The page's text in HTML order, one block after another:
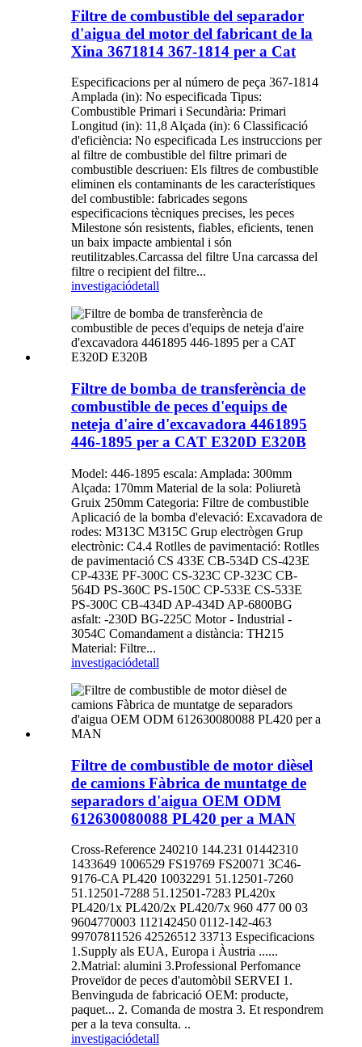
Filtre de combustible del separador
d'aigua del motor del fabricant de la
Xina 3671814 367-1814 per a Cat
Especificacions per al número de peça 367-1814
Amplada (in): No especificada Tipus:
Combustible Primari i Secundària: Primari
Longitud (in): 11,8 Alçada (in): 6 Classificació
d'eficiència: No especificada Les instruccions per
al filtre de combustible del filtre primari de
combustible descriuen: Els filtres de combustible
eliminen els contaminants de les característiques
del combustible: fabricades segons
especificacions tècniques precises, les peces
Milestone són resistents, fiables, eficients, tenen
un baix impacte ambiental i són
reutilitzables.Carcassa del filtre Una carcassa del
filtre o recipient del filtre...
investigaciódetall
Filtre de bomba de transferència de
combustible de peces d'equips de
neteja d'aire d'excavadora 4461895
446-1895 per a CAT E320D E320B
Model: 446-1895 escala: Amplada: 300mm
Alçada: 170mm Material de la sola: Poliuretà
Gruix 250mm Categoria: Filtre de combustible
Aplicació de la bomba d'elevació: Excavadora de
rodes: M313C M315C Grup electrògen Grup
electrònic: C4.4 Rotlles de pavimentació: Rotlles
de pavimentació CS 433E CB-534D CS-423E
CP-433E PF-300C CS-323C CP-323C CB-
564D PS-360C PS-150C CP-533E CS-533E
PS-300C CB-434D AP-434D AP-6800BG
asfalt: -230D BG-225C Motor - Industrial -
3054C Comandament a distància: TH215
Material: Filtre...
investigaciódetall
Filtre de combustible de motor dièsel
de camions Fàbrica de muntatge de
separadors d'aigua OEM ODM
612630080088 PL420 per a MAN
Cross-Reference 240210 144.231 01442310
1433649 1006529 FS19769 FS20071 3C46-
9176-CA PL420 10032291 51.12501-7260
51.12501-7288 51.12501-7283 PL420x
PL420/1x PL420/2x PL420/7x 960 477 00 03
9604770003 112142450 0112-142-463
99707811526 42526512 33713 Especificacions
1.Supply als EUA, Europa i Àustria ......
2.Matrial: alumini 3.Professional Perfomance
Proveïdor de peces d'automòbil SERVEI 1.
Benvinguda de fabricació OEM: producte,
paquet... 2. Comanda de mostra 3. Et respondrem
per a la teva consulta. ..
investigaciódetall